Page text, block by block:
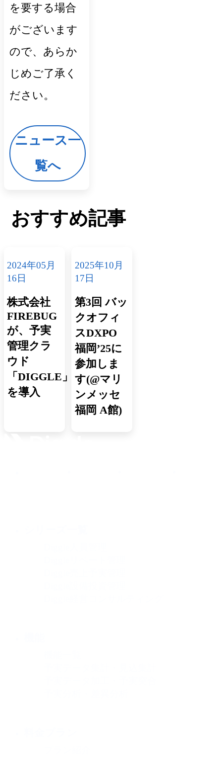
を要する場合
がございます
ので、あらか
じめご了承く
ださい。
ニュース一
覧へ
おすすめ記事
2024年05月
16日
株式会社
FIREBUG
が、予実
管理クラ
ウド
「DIGGLE」
を導入
2025年10月
17日
第3回 バッ
クオフィ
スDXPO
福岡’25に
参加しま
す(@マリ
ンメッセ
福岡 A館)